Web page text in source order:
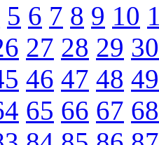
5 6 7 8 9 10
27 28 29 30
46 47 48 49
65 66 67 68